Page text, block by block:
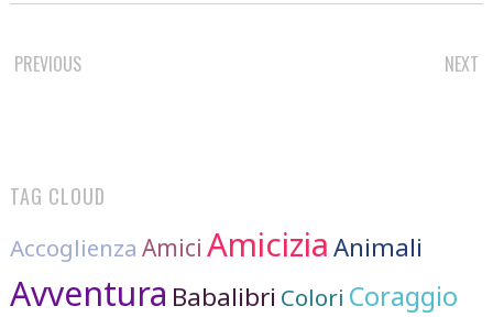
POST
PREVIOUS NEXT
TAG CLOUD
Accoglienza Amici Amicizia Animali
Avventura Babalibri Colori Coraggio